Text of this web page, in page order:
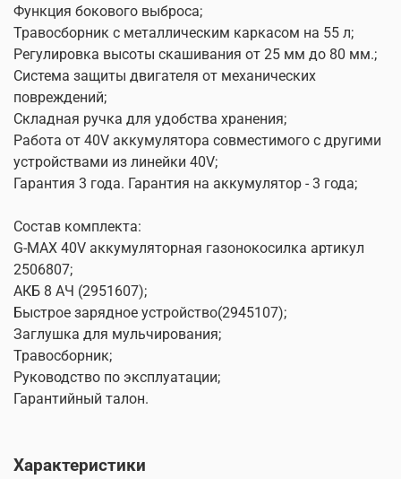
Функция бокового выброса;
Травосборник с металлическим каркасом на 55 л;
Регулировка высоты скашивания от 25 мм до 80 мм.;
Система защиты двигателя от механических
повреждений;
Складная ручка для удобства хранения;
Работа от 40V аккумулятора совместимого с другими
устройствами из линейки 40V;
Гарантия 3 года. Гарантия на аккумулятор - 3 года;
Состав комплекта:
G-MAX 40V аккумуляторная газонокосилка артикул
2506807;
АКБ 8 АЧ (2951607);
Быстрое зарядное устройство(2945107);
Заглушка для мульчирования;
Травосборник;
Руководство по эксплуатации;
Гарантийный талон.
Характеристики